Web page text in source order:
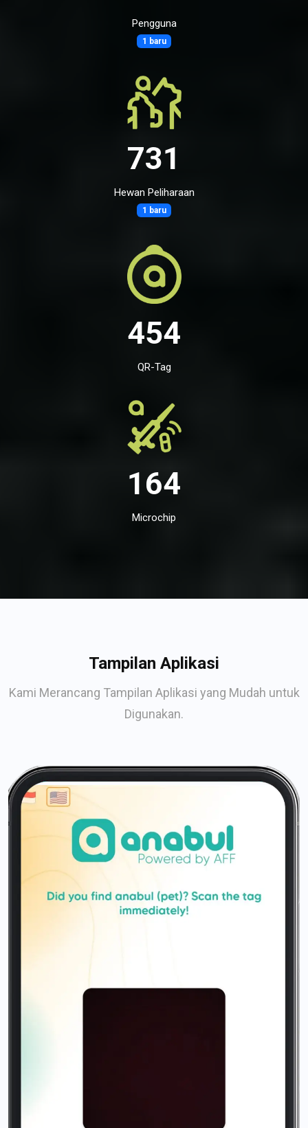
Pengguna
1 baru
731
Hewan Peliharaan
1 baru
454
QR-Tag
164
Microchip
Tampilan Aplikasi
Kami Merancang Tampilan Aplikasi yang Mudah untuk
Digunakan.